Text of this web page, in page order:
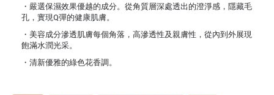
・嚴選保濕效果優越的成分。從角質層深處透出的澄淨感，隱藏毛
孔，實現Q彈的健康肌膚。
・美容成分滲透肌膚每個角落，高滲透性及親膚性，從內到外展現
飽滿水潤光采。
・清新優雅的綠色花香調。